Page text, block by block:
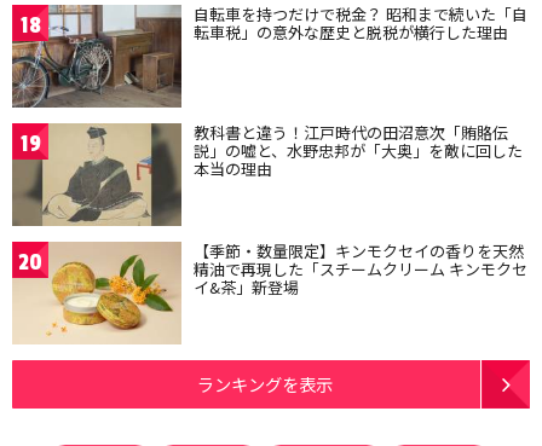
18 自転車を持つだけで税金？ 昭和まで続いた「自
転車税」の意外な歴史と脱税が横行した理由
19 教科書と違う！江戸時代の田沼意次「賄賂伝
説」の嘘と、水野忠邦が「大奥」を敵に回した
本当の理由
20 【季節・数量限定】キンモクセイの香りを天然
精油で再現した「スチームクリーム キンモクセ
イ&茶」新登場
ランキングを表示